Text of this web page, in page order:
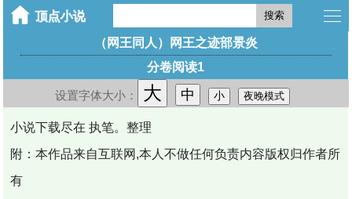
搜索
（网王同人）网王之迹部景炎
分卷阅读1
设置字体大小： 大 中 小 夜晚模式
小说下载尽在 执笔。整理
附：本作品来自互联网,本人不做任何负责内容版权归作者所
有